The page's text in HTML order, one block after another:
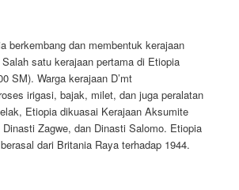
berkembang dan membentuk kerajaan
satu kerajaan pertama di Etiopia
SM). Warga kerajaan D’mt
irigasi, bajak, milet, dan juga peralatan
Etiopia dikuasai Kerajaan Aksumite
Zagwe, dan Dinasti Salomo. Etiopia
dari Britania Raya terhadap 1944.